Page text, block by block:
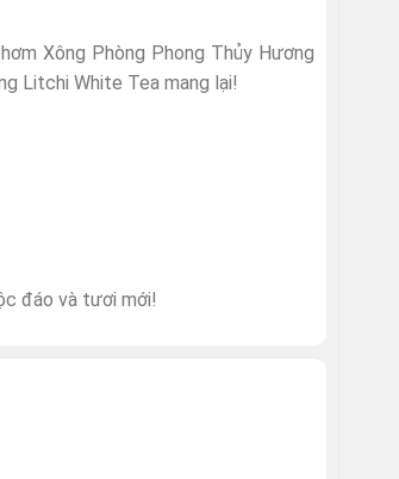
Xông Phòng Phong Thủy Hương
Litchi White Tea mang lại!
đáo và tươi mới!